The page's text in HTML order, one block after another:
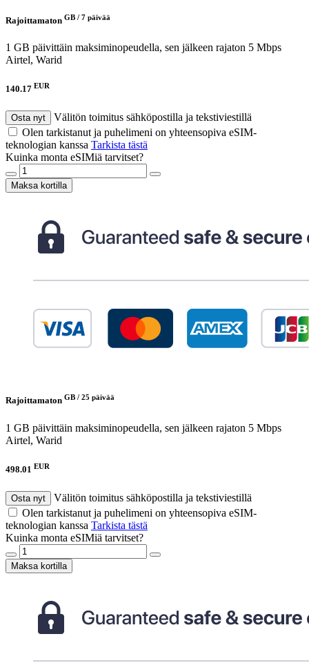
Rajoittamaton GB / 7 päivää
1 GB päivittäin maksiminopeudella, sen jälkeen rajaton 5 Mbps
Airtel, Warid
140.17 EUR
Osta nyt
Välitön toimitus sähköpostilla ja tekstiviestillä
Olen tarkistanut ja puhelimeni on yhteensopiva eSIM-
teknologian kanssa Tarkista tästä
Kuinka monta eSIMiä tarvitset?
Maksa kortilla
Rajoittamaton GB / 25 päivää
1 GB päivittäin maksiminopeudella, sen jälkeen rajaton 5 Mbps
Airtel, Warid
498.01 EUR
Osta nyt
Välitön toimitus sähköpostilla ja tekstiviestillä
Olen tarkistanut ja puhelimeni on yhteensopiva eSIM-
teknologian kanssa Tarkista tästä
Kuinka monta eSIMiä tarvitset?
Maksa kortilla